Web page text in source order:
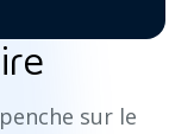
sur le